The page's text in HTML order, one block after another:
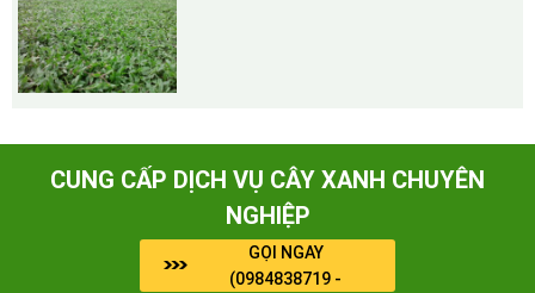
CUNG CẤP DỊCH VỤ CÂY XANH CHUYÊN
NGHIỆP
GỌI NGAY
(0984838719 -